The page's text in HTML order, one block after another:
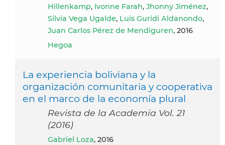
Hillenkamp, Ivonne Farah, Jhonny Jiménez,
Silvia Vega Ugalde, Luis Guridi Aldanondo,
Juan Carlos Pérez de Mendiguren, 2016
Hegoa
La experiencia boliviana y la
organización comunitaria y cooperativa
en el marco de la economía plural
Revista de la Academia Vol. 21
(2016)
Gabriel Loza, 2016